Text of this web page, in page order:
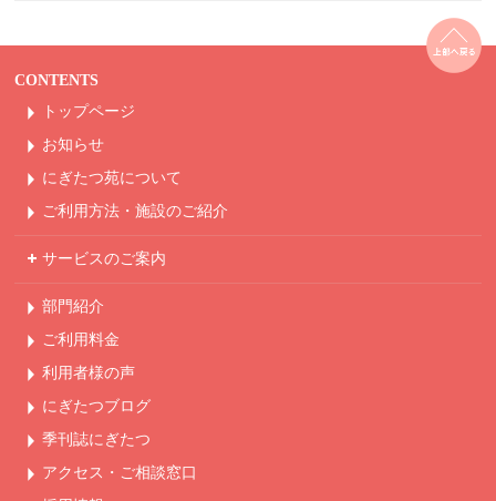
CONTENTS
トップページ
お知らせ
にぎたつ苑について
ご利用方法・ 施設のご紹介
サービスのご案内
部門紹介
ご利用料金
利用者様の声
にぎたつブログ
季刊誌にぎたつ
アクセス・ご相談窓口